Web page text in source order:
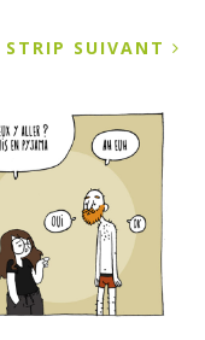
STRIP SUIVANT